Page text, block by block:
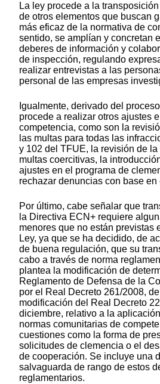
La ley procede a la
de otros elementos que buscan
más eficaz de la normativa de
sentido, se amplían y concretan
deberes de información y
de inspección, regulando
realizar entrevistas a las
personal de las empresas
Igualmente, derivado del
procede a realizar otros ajustes
competencia, como son la
las multas para todas las
y 102 del TFUE, la revisión de
multas coercitivas, la
ajustes en el programa de
rechazar denuncias con base
Por último, cabe señalar que
la Directiva ECN+ requiere
menores que no están previstas
Ley, ya que se ha decidido, de
de buena regulación, que su
cabo a través de norma
plantea la modificación de
Reglamento de Defensa de la
por el Real Decreto 261/2008,
modificación del Real Decreto
diciembre, relativo a la
normas comunitarias de
cuestiones como la forma de
solicitudes de clemencia o el
de cooperación. Se incluye una
salvaguarda de rango de estos
reglamentarios.